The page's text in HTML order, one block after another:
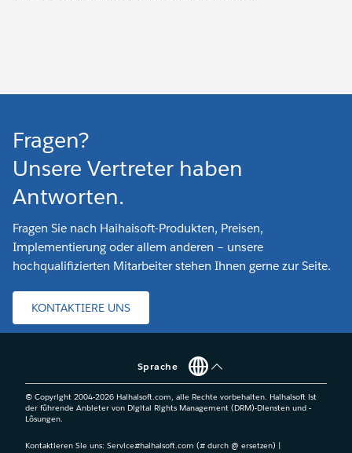
Fragen?
Unsere Vertreter haben
Antworten.
Fragen Sie nach Haihaisoft-Produkten, Preisen,
Implementierung oder allem anderen – unsere
hochqualifizierten Mitarbeiter stehen Ihnen gerne zur Seite.
KONTAKTIERE UNS
Sprache
© Copyright 2004-2026 Haihaisoft.com, alle Rechte vorbehalten. Haihaisoft ist
der führende Anbieter von Digital Rights Management (DRM)-Diensten und -
Lösungen.
Kontaktieren Sie uns: Service#haihaisoft.com (# durch @ ersetzen) |